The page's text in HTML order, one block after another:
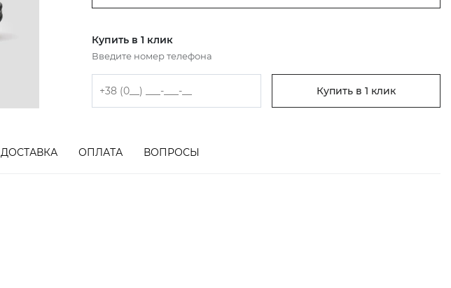
Купить в 1 клик
Введите номер телефона
Купить в 1 клик
ДОСТАВКА ОПЛАТА ВОПРОСЫ